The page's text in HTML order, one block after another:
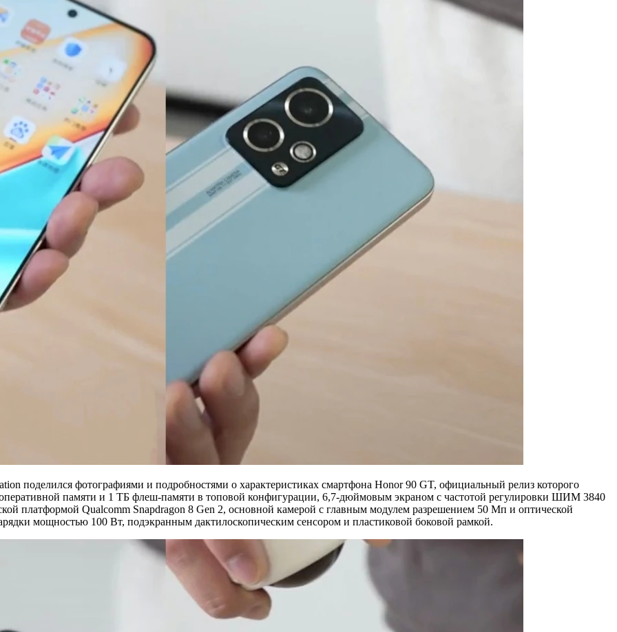
поделился фотографиями и подробностями о характеристиках смартфона Honor 90 GT, официальный релиз которого
оперативной памяти и 1 ТБ флеш-памяти в топовой конфигурации, 6,7-дюймовым экраном с частотой регулировки ШИМ 3840
платформой Qualcomm Snapdragon 8 Gen 2, основной камерой с главным модулем разрешением 50 Мп и оптической
мощностью 100 Вт, подэкранным дактилоскопическим сенсором и пластиковой боковой рамкой.